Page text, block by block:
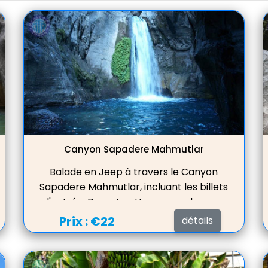
Canyon Sapadere Mahmutlar
Balade en Jeep à travers le Canyon
Sapadere Mahmutlar, incluant les billets
d'entrée. Durant cette escapade, vous
aurez l'opportunité d'admirer les
cascades majestueuses, d'explorer la
(Cüceler), de activité l'atelier de soie et
Prix :€22 détails